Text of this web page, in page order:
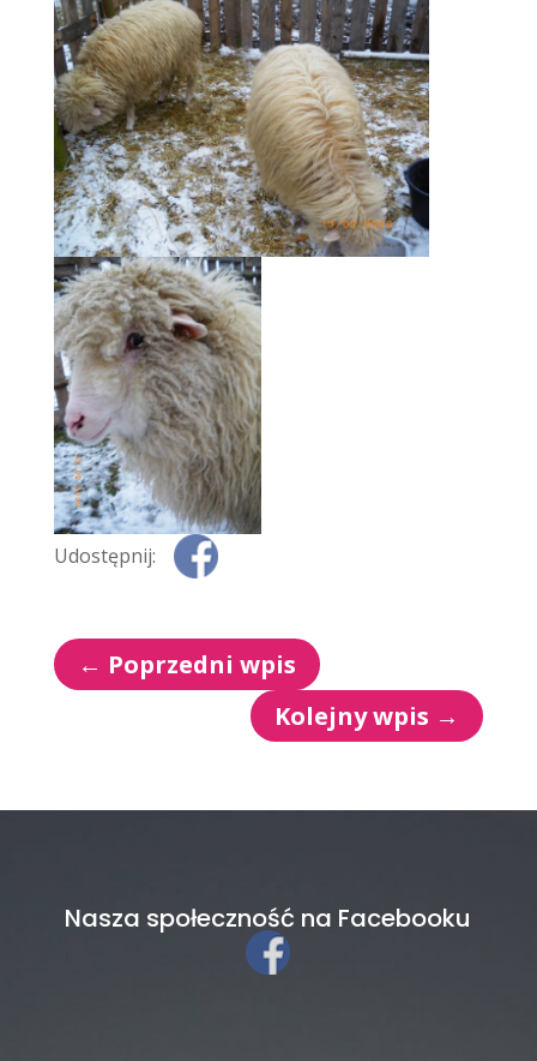
Udostępnij:
← Poprzedni wpis
Kolejny wpis →
Nasza społeczność na Facebooku